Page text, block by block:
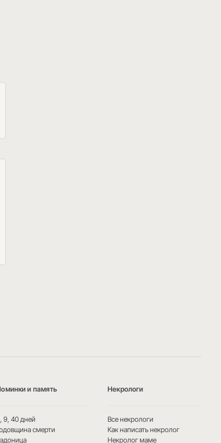
и память
9, 40 дней
смерти
Некрологи
Все некрологи
Как написать некролог
Некролог маме